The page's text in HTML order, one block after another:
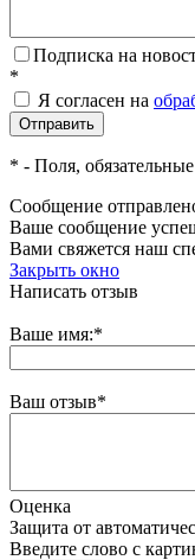
Подписка на
*
Я согласен на
* - Поля,
Сообщение
Ваше сообщение
Вами свяжется наш
Закрыть окно
Написать отзыв
Ваше имя:*
Ваш отзыв*
Оценка
Защита от
Введите слово с